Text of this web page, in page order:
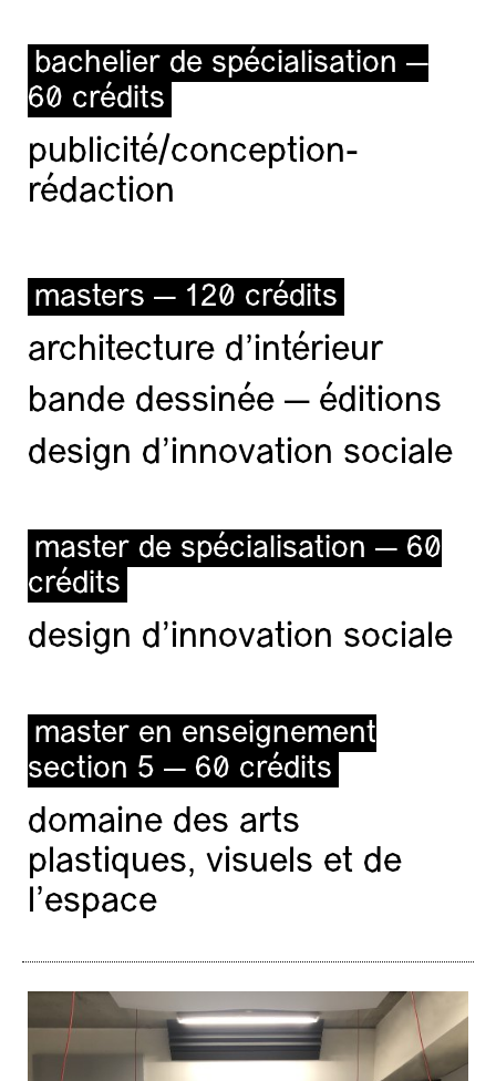
bachelier de spécialisation —
60 crédits
publicité/conception-
rédaction
masters — 120 crédits
architecture d’intérieur
bande dessinée — éditions
design d'innovation sociale
master de spécialisation — 60
crédits
design d'innovation sociale
master en enseignement
section 5 — 60 crédits
domaine des arts
plastiques, visuels et de
l’espace